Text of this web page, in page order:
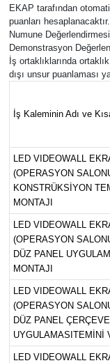
EKAP tarafından
puanları hesaplanacaktır.
Numune
Demonstrasyon
İş ortaklıklarında
dışı unsur puanlaması
İş Kaleminin Adı ve
LED VIDEOWALL
(OPERASYON
KONSTRÜKSİYON
MONTAJI
LED VIDEOWALL
(OPERASYON
DÜZ PANEL
MONTAJI
LED VIDEOWALL
(OPERASYON
DÜZ PANEL ÇERÇEVE
UYGULAMASITEMİNİ
LED VIDEOWALL